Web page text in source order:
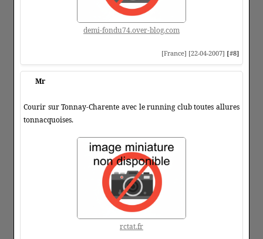
demi-fondu74.over-blog.com
[France] [22-04-2007] [#8]
Mr
Courir sur Tonnay-Charente avec le running club toutes allures
tonnacquoises.
rctat.fr